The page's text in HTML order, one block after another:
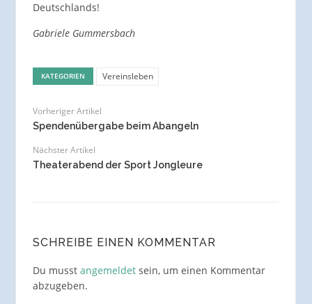
Deutschlands!
Gabriele Gummersbach
KATEGORIEN Vereinsleben
Vorheriger Artikel
Spendenübergabe beim Abangeln
Nächster Artikel
Theaterabend der Sport Jongleure
SCHREIBE EINEN KOMMENTAR
Du musst angemeldetsein, um einen Kommentar
abzugeben.